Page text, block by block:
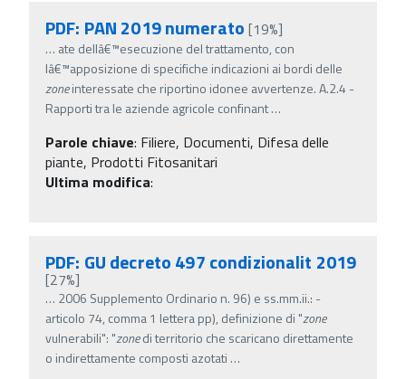
PDF: PAN 2019 numerato [19%]
… ate dellâ€™esecuzione del trattamento, con
lâ€™apposizione di specifiche indicazioni ai bordi delle
zoneinteressate che riportino idonee avvertenze. A.2.4 -
Rapporti tra le aziende agricole confinant…
Parole chiave: Filiere, Documenti, Difesa delle
piante, Prodotti Fitosanitari
Ultima modifica:
PDF: GU decreto 497 condizionalit 2019
[27%]
… 2006 Supplemento Ordinario n. 96) e ss.mm.ii.: -
articolo 74, comma 1 lettera pp), definizione di "zone
vulnerabili": "zonedi territorio che scaricano direttamente
o indirettamente composti azotati …